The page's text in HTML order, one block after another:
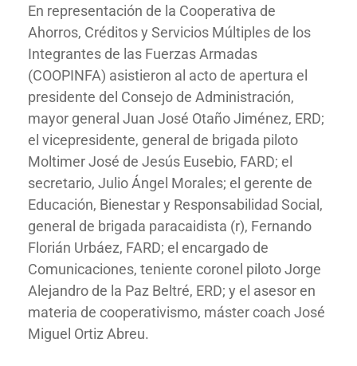
En representación de la Cooperativa de
Ahorros, Créditos y Servicios Múltiples de los
Integrantes de las Fuerzas Armadas
(COOPINFA) asistieron al acto de apertura el
presidente del Consejo de Administración,
mayor general Juan José Otaño Jiménez, ERD;
el vicepresidente, general de brigada piloto
Moltimer José de Jesús Eusebio, FARD; el
secretario, Julio Ángel Morales; el gerente de
Educación, Bienestar y Responsabilidad Social,
general de brigada paracaidista (r), Fernando
Florián Urbáez, FARD; el encargado de
Comunicaciones, teniente coronel piloto Jorge
Alejandro de la Paz Beltré, ERD; y el asesor en
materia de cooperativismo, máster coach José
Miguel Ortiz Abreu.